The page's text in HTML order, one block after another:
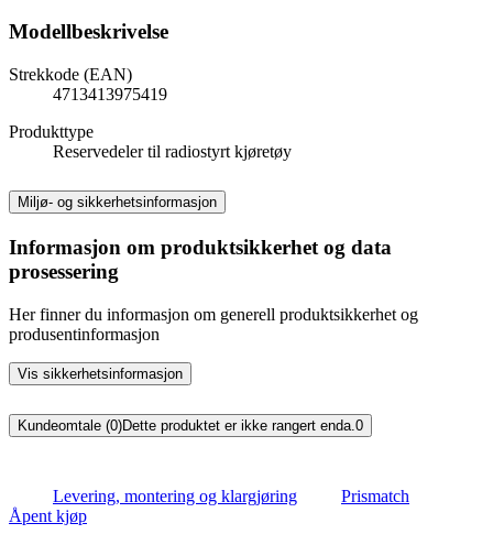
Modellbeskrivelse
Strekkode (EAN)
4713413975419
Produkttype
Reservedeler til radiostyrt kjøretøy
Miljø- og sikkerhetsinformasjon
Informasjon om produktsikkerhet og data
prosessering
Her finner du informasjon om generell produktsikkerhet og
produsentinformasjon
Vis sikkerhetsinformasjon
Kundeomtale (0)Dette produktet er ikke rangert enda. 0
Levering, montering og klargjøring
Prismatch
Åpent kjøp